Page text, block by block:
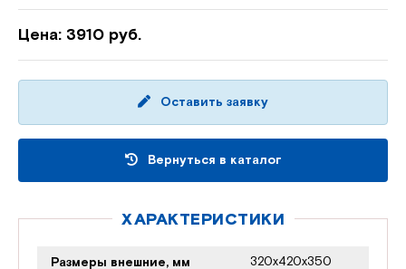
Цена: 3910 руб.
Оставить заявку
Вернуться в каталог
ХАРАКТЕРИСТИКИ
Размеры внешние, мм
320x420x350